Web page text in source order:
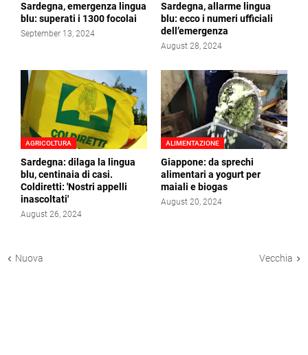
Sardegna, emergenza lingua
blu: superati i 1300 focolai
September 13, 2024
Sardegna, allarme lingua
blu: ecco i numeri ufficiali
dell’emergenza
August 28, 2024
AGRICOLTURA
Sardegna: dilaga la lingua
blu, centinaia di casi.
Coldiretti: 'Nostri appelli
inascoltati'
August 26, 2024
ALIMENTAZIONE
Giappone: da sprechi
alimentari a yogurt per
maiali e biogas
August 20, 2024
Nuova Vecchia